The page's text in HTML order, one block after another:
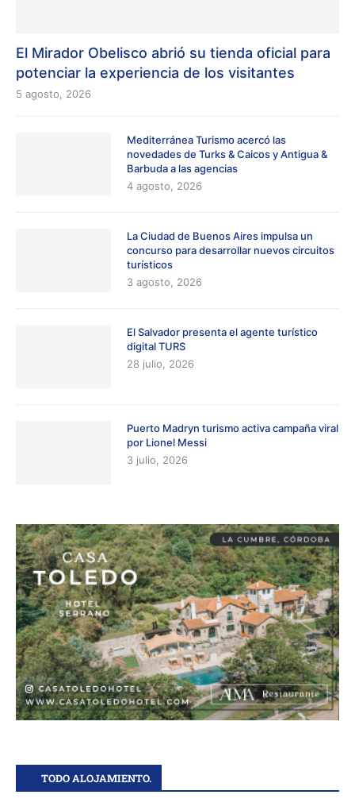
El Mirador Obelisco abrió su tienda oficial para
potenciar la experiencia de los visitantes
5 agosto, 2026
Mediterránea Turismo acercó las
novedades de Turks & Caicos y Antigua &
Barbuda a las agencias
4 agosto, 2026
La Ciudad de Buenos Aires impulsa un
concurso para desarrollar nuevos circuitos
turísticos
3 agosto, 2026
El Salvador presenta el agente turístico
digital TURS
28 julio, 2026
Puerto Madryn turismo activa campaña viral
por Lionel Messi
3 julio, 2026
TODO ALOJAMIENTO.